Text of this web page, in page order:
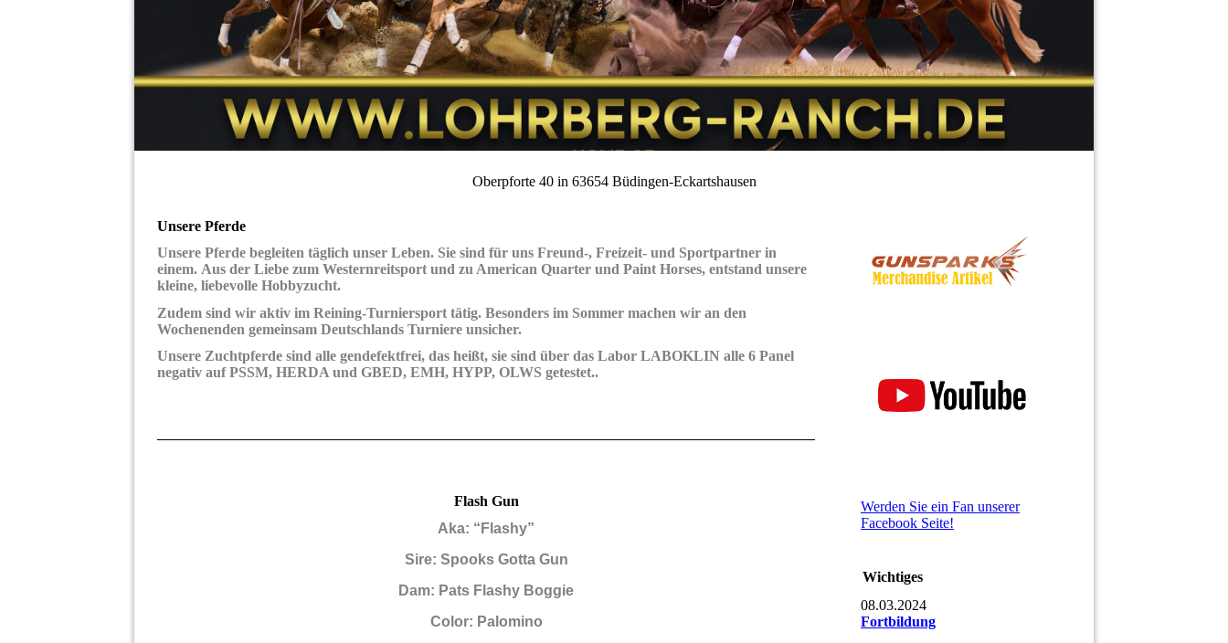
Oberpforte 40 in 63654 Büdingen-Eckartshausen
Unsere Pferde
Unsere Pferde begleiten täglich unser Leben. Sie sind für uns Freund-, Freizeit- und Sportpartner in
einem. Aus der Liebe zum Westernreitsport und zu American Quarter und Paint Horses, entstand unsere
kleine, liebevolle Hobbyzucht.
Zudem sind wir aktiv im Reining-Turniersport tätig. Besonders im Sommer machen wir an den
Wochenenden gemeinsam Deutschlands Turniere unsicher.
Unsere Zuchtpferde sind alle gendefektfrei, das heißt, sie sind über das Labor LABOKLIN alle 6 Panel
negativ auf PSSM, HERDA und GBED, EMH, HYPP, OLWS getestet..
Flash Gun
Aka: “Flashy”
Sire: Spooks Gotta Gun
Dam: Pats Flashy Boggie
Color: Palomino
Werden Sie ein Fan unserer
Facebook Seite!
Wichtiges
08.03.2024
Fortbildung